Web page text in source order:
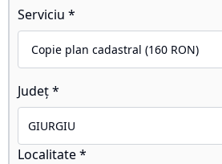
Serviciu *
Județ *
Localitate *